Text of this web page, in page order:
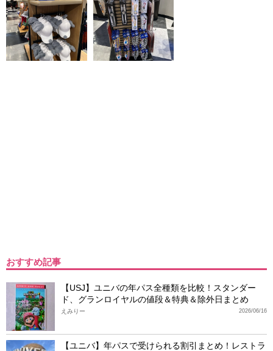
おすすめ記事
【USJ】ユニバの年パス全種類を比較！スタンダー
ド、グランロイヤルの値段＆特典＆除外日まとめ
2026/06/16
えみりー
【ユニバ】年パスで受けられる割引まとめ！レストラ